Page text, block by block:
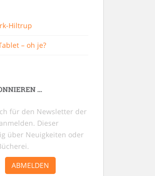
Hiltrup
– oh je?
…
für den Newsletter der
Dieser
über Neuigkeiten oder
ABMELDEN